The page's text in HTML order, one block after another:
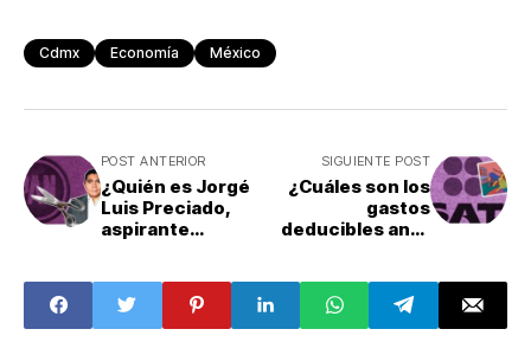
Cdmx Economía México
POST ANTERIOR
¿Quién es Jorgé
Luis Preciado,
aspirante
SIGUIENTE POST
¿Cuáles son los
gastos
deducibles ante